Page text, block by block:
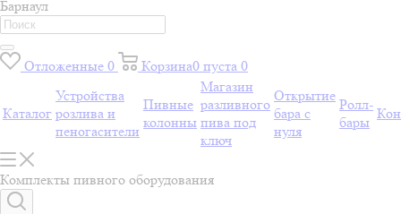
Барнаул
Отложенные 0 Корзина0 пуста 0
Каталог
Устройства
розлива и
пеногасители
Пивные
колонны
Магазин
разливного
пива под
ключ
Открытие
бара с
нуля
Ролл-
бары
Комплекты пивного оборудования